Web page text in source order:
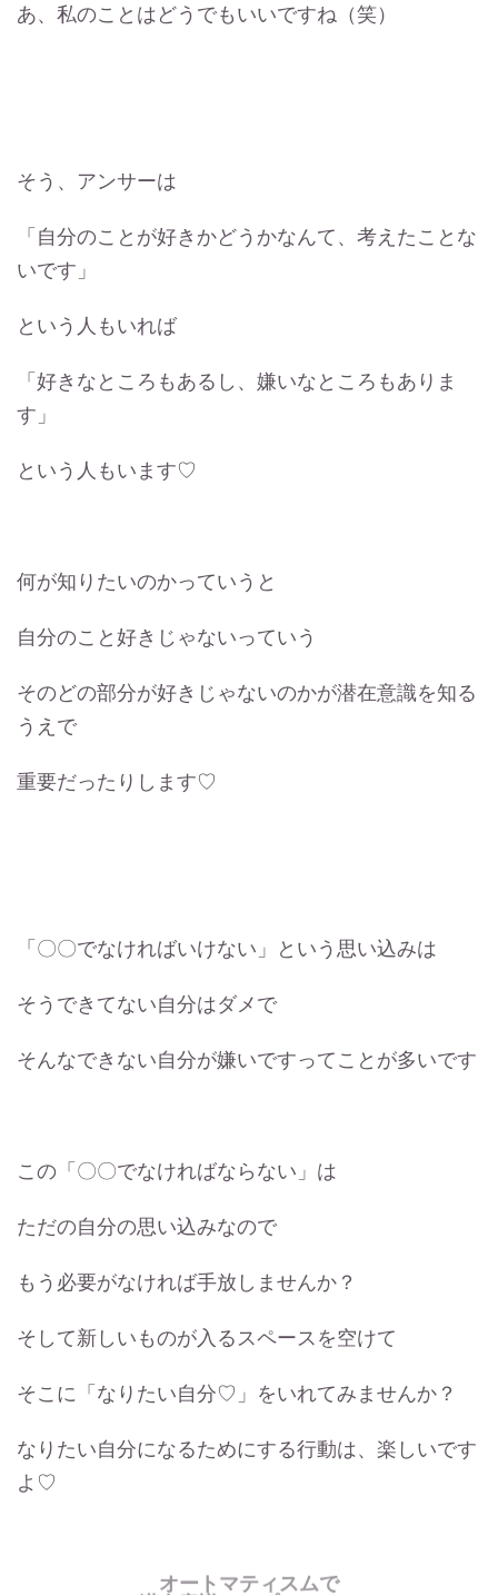
あ、私のことはどうでもいいですね（笑）
そう、アンサーは
「自分のことが好きかどうかなんて、考えたことな
いです」
という人もいれば
「好きなところもあるし、嫌いなところもありま
す」
という人もいます♡
何が知りたいのかっていうと
自分のこと好きじゃないっていう
そのどの部分が好きじゃないのかが潜在意識を知る
うえで
重要だったりします♡
「〇〇でなければいけない」という思い込みは
そうできてない自分はダメで
そんなできない自分が嫌いですってことが多いです
この「〇〇でなければならない」は
ただの自分の思い込みなので
もう必要がなければ手放しませんか？
そして新しいものが入るスペースを空けて
そこに「なりたい自分♡」をいれてみませんか？
なりたい自分になるためにする行動は、楽しいです
よ♡